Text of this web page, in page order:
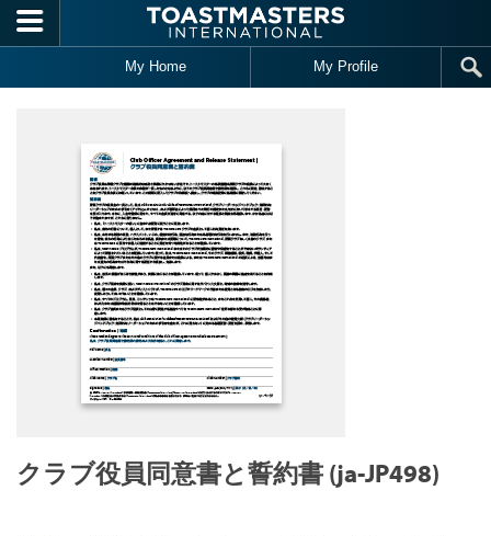
Skip to main content
My Home My Profile
クラブ役員同意書と誓約書 (ja-JP498)